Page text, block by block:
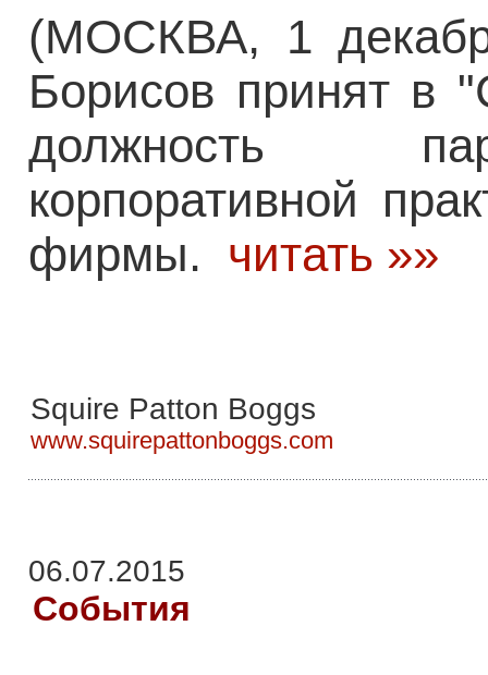
(МОСКВА, 1
Борисов принят в
должность
корпоративной
фирмы. читать »»
Squire Patton Boggs
www.squirepattonboggs.com
06.07.2015
События